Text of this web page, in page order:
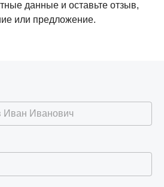
данные и оставьте отзыв,
или предложение.